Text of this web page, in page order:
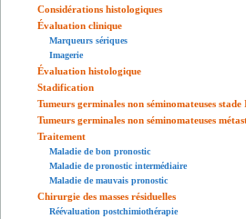
Considérations histologiques
Évaluation clinique
Marqueurs sériques
Imagerie
Évaluation histologique
Stadification
Tumeurs germinales non séminomateuses
Tumeurs germinales non séminomateuses
Traitement
Maladie de bon pronostic
Maladie de pronostic intermédiaire
Maladie de mauvais pronostic
Chirurgie des masses résiduelles
Réévaluation postchimiothérapie